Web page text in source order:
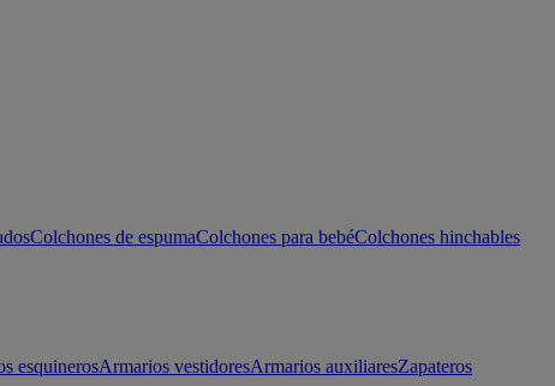
Colchones de espumaColchones para bebéColchones hinchables
esquinerosArmarios vestidoresArmarios auxiliaresZapateros